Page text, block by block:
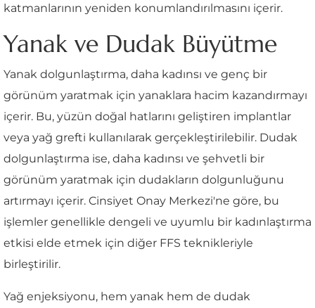
katmanlarının yeniden konumlandırılmasını içerir.
Yanak ve Dudak Büyütme
Yanak dolgunlaştırma, daha kadınsı ve genç bir
görünüm yaratmak için yanaklara hacim kazandırmayı
içerir. Bu, yüzün doğal hatlarını geliştiren implantlar
veya yağ grefti kullanılarak gerçekleştirilebilir. Dudak
dolgunlaştırma ise, daha kadınsı ve şehvetli bir
görünüm yaratmak için dudakların dolgunluğunu
artırmayı içerir. Cinsiyet Onay Merkezi'ne göre, bu
işlemler genellikle dengeli ve uyumlu bir kadınlaştırma
etkisi elde etmek için diğer FFS teknikleriyle
birleştirilir.
Yağ enjeksiyonu, hem yanak hem de dudak